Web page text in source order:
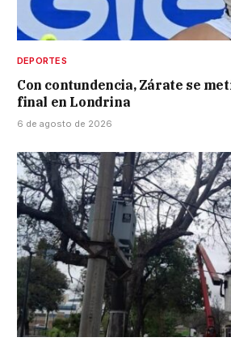
DEPORTES
Con contundencia, Zárate se
final en Londrina
6 de agosto de 2026